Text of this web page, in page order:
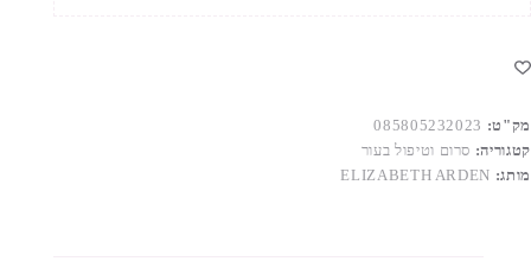
מק"ט: 085805232023
קטגוריה: סרום וטיפול בעור
מותג: ELIZABETH ARDEN